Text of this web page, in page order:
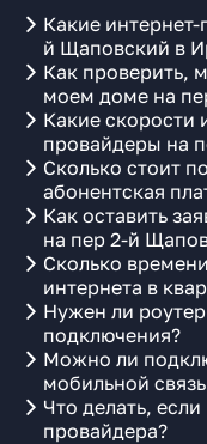
Какие
й Щаповский в
Как проверить,
моем доме на
Какие скорости
провайдеры на
Сколько стоит
абонентская
Как оставить
на пер 2-й
Сколько
интернета в
Нужен ли
подключения?
Можно ли
мобильной
Что делать,
провайдера?